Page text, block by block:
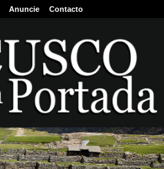
Anuncie Contacto